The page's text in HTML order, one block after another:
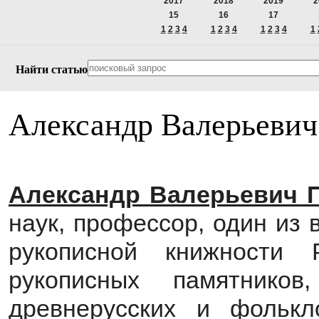
15
1 2 3 4
16
1 2 3 4
17
1 2 3 4
1
Найти статью
Александр
Александр Валерьевич
наук, профессор, один из
рукописной книжности
рукописных
древнерусских и